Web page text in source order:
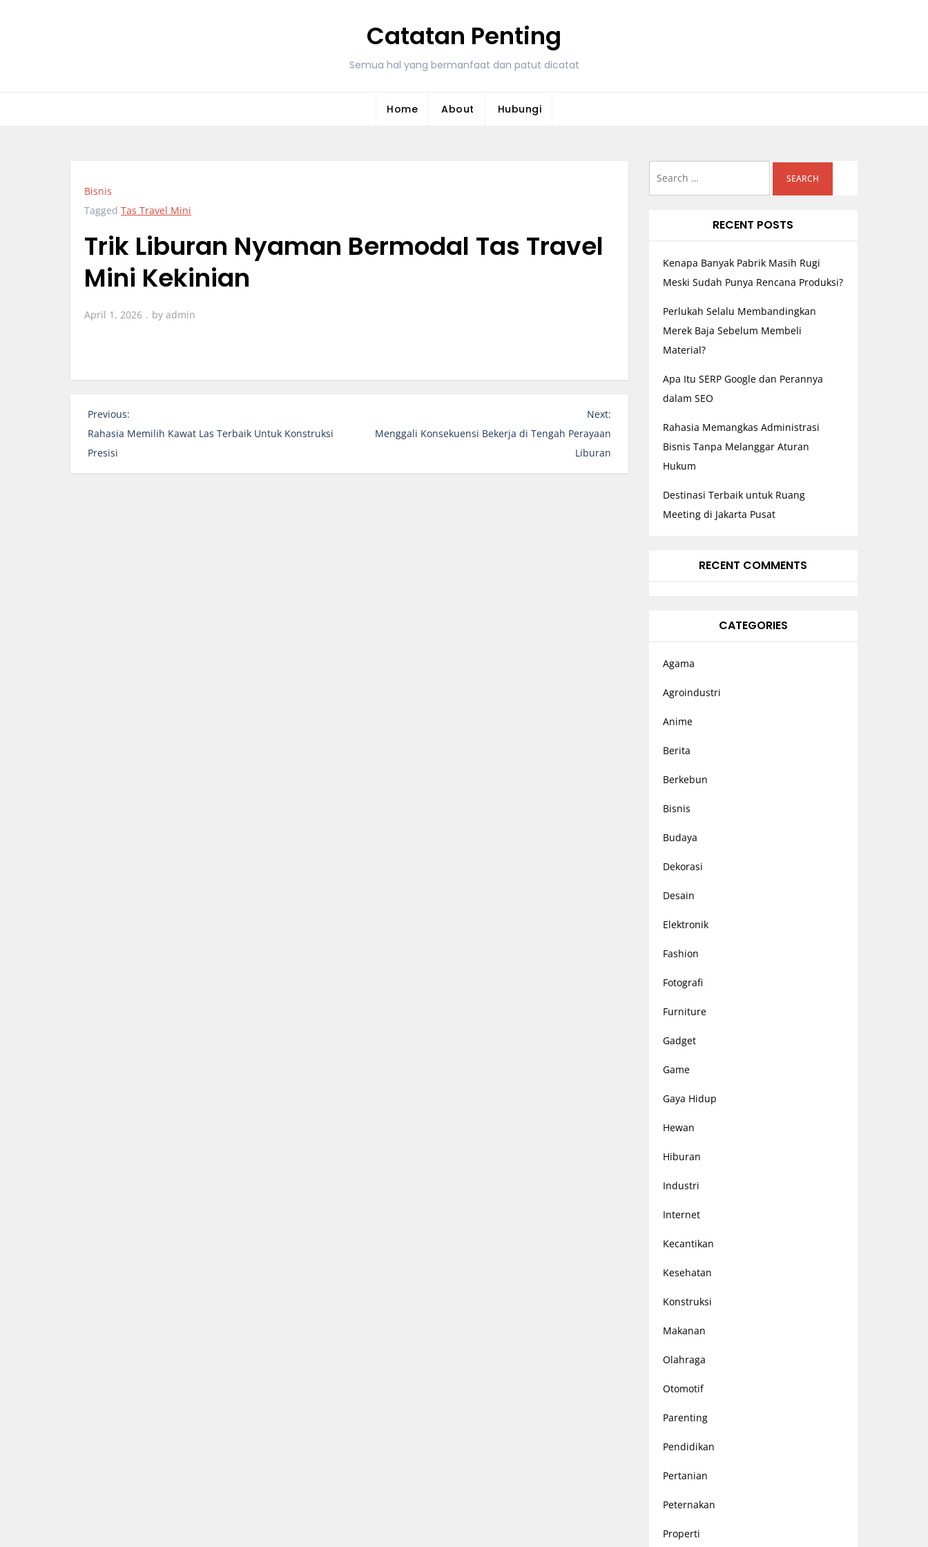
Catatan Penting
Semua hal yang bermanfaat dan patut dicatat
Home About Hubungi
Bisnis
Tagged Tas Travel Mini
Trik Liburan Nyaman Bermodal Tas Travel
Mini Kekinian
April 1, 2026 by admin
P
o
s
t
Previous:
Rahasia Memilih Kawat Las Terbaik Untuk Konstruksi
Presisi
Next:
Menggali Konsekuensi Bekerja di Tengah Perayaan
Liburan
RECENT POSTS
Kenapa Banyak Pabrik Masih Rugi
Meski Sudah Punya Rencana Produksi?
Perlukah Selalu Membandingkan
Merek Baja Sebelum Membeli
Material?
Apa Itu SERP Google dan Perannya
dalam SEO
Rahasia Memangkas Administrasi
Bisnis Tanpa Melanggar Aturan
Hukum
Destinasi Terbaik untuk Ruang
Meeting di Jakarta Pusat
RECENT COMMENTS
CATEGORIES
Agama
Agroindustri
Anime
Berita
Berkebun
Bisnis
Budaya
Dekorasi
Desain
Elektronik
Fashion
Fotografi
Furniture
Gadget
Game
Gaya Hidup
Hewan
Hiburan
Industri
Internet
Kecantikan
Kesehatan
Konstruksi
Makanan
Olahraga
Otomotif
Parenting
Pendidikan
Pertanian
Peternakan
Properti